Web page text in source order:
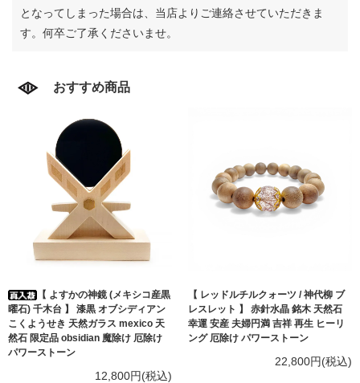
となってしまった場合は、当店よりご連絡させていただきま
す。何卒ご了承くださいませ。
おすすめ商品
【 よすかの神鏡 (メキシコ産黒
曜石) 千木台 】 漆黒 オブシディアン
こくようせき 天然ガラス mexico 天
然石 限定品 obsidian 魔除け 厄除け
パワーストーン
12,800円(税込)
【 レッドルチルクォーツ / 神代柳 ブ
レスレット 】 赤針水晶 銘木 天然石
幸運 安産 夫婦円満 吉祥 再生 ヒーリ
ング 厄除け パワーストーン
22,800円(税込)